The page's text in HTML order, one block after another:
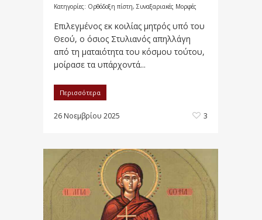
Κατηγορίες: Ορθόδοξη πίστη, Συναξαριακές Μορφές
Επιλεγμένος εκ κοιλίας μητρός υπό του
Θεού, ο όσιος Στυλιανός απηλλάγη
από τη ματαιότητα του κόσμου τούτου,
μοίρασε τα υπάρχοντά...
Περισσότερα
26 Νοεμβρίου 2025 3